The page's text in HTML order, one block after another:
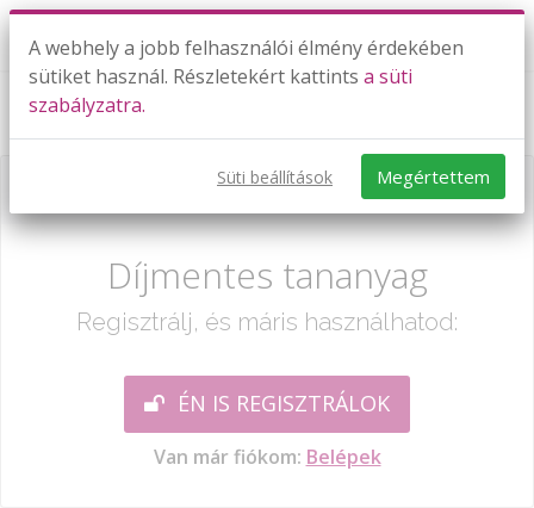
Szögfüggvények közti összefüggések
Már csak egy lépés:
Díjmentes tananyag
Regisztrálj, és máris használhatod:
ÉN IS REGISZTRÁLOK
Van már fiókom: Belépek
A webhely a jobb felhasználói élmény érdekében
sütiket használ. Részletekért kattints a süti
szabályzatra.
Süti beállítások Megértettem